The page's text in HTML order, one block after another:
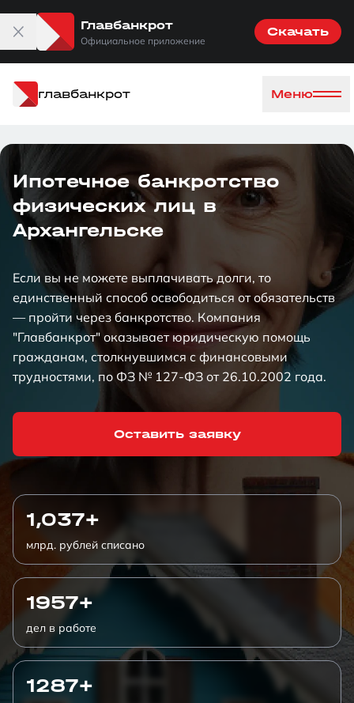
Главбанкрот
Официальное приложение
Скачать
главбанкрот Меню
Ипотечное банкротство
физических лиц в
Архангельске
Если вы не можете выплачивать долги, то
единственный способ освободиться от обязательств
— пройти через банкротство. Компания
"Главбанкрот" оказывает юридическую помощь
гражданам, столкнувшимся с финансовыми
трудностями, по ФЗ № 127-ФЗ от 26.10.2002 года.
Оставить заявку
1,037+
млрд. рублей списано
1957+
дел в работе
1287+